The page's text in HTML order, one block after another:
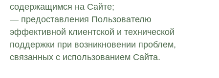
содержащимся на Сайте;
— предоставления Пользователю
эффективной клиентской и технической
поддержки при возникновении проблем,
связанных с использованием Сайта.